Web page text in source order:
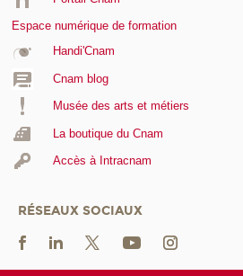
Espace numérique de formation
Handi'Cnam
Cnam blog
Musée des arts et métiers
La boutique du Cnam
Accès à Intracnam
RÉSEAUX SOCIAUX